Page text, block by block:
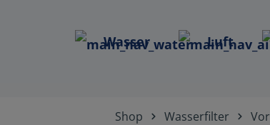
Wasser Luft
Shop Wasserfilter